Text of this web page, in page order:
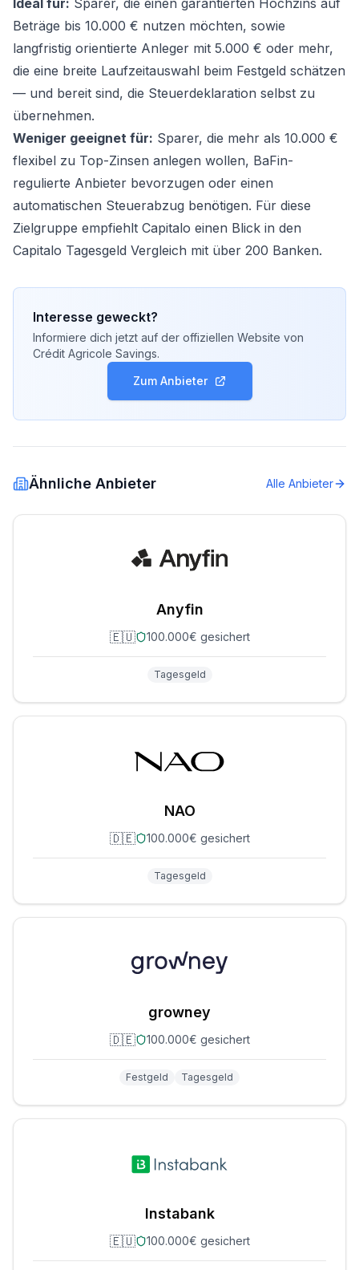
Ideal für: Sparer, die einen garantierten Hochzins auf
Beträge bis 10.000 € nutzen möchten, sowie
langfristig orientierte Anleger mit 5.000 € oder mehr,
die eine breite Laufzeitauswahl beim Festgeld schätzen
— und bereit sind, die Steuerdeklaration selbst zu
übernehmen.
Weniger geeignet für: Sparer, die mehr als 10.000 €
flexibel zu Top-Zinsen anlegen wollen, BaFin-
regulierte Anbieter bevorzugen oder einen
automatischen Steuerabzug benötigen. Für diese
Zielgruppe empfiehlt Capitalo einen Blick in den
Capitalo Tagesgeld Vergleich mit über 200 Banken.
Interesse geweckt?
Informiere dich jetzt auf der offiziellen Website von
Crédit Agricole Savings.
Zum Anbieter
Ähnliche Anbieter Alle Anbieter
Anyfin
🇪🇺 100.000€ gesichert
Tagesgeld
NAO
🇩🇪 100.000€ gesichert
Tagesgeld
growney
🇩🇪 100.000€ gesichert
Festgeld Tagesgeld
Instabank
🇪🇺 100.000€ gesichert